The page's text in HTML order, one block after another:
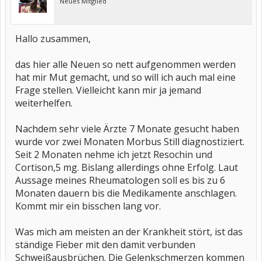
Hallo zusammen,
das hier alle Neuen so nett aufgenommen werden
hat mir Mut gemacht, und so will ich auch mal eine
Frage stellen. Vielleicht kann mir ja jemand
weiterhelfen.
Nachdem sehr viele Ärzte 7 Monate gesucht haben
wurde vor zwei Monaten Morbus Still diagnostiziert.
Seit 2 Monaten nehme ich jetzt Resochin und
Cortison,5 mg. Bislang allerdings ohne Erfolg. Laut
Aussage meines Rheumatologen soll es bis zu 6
Monaten dauern bis die Medikamente anschlagen.
Kommt mir ein bisschen lang vor.
Was mich am meisten an der Krankheit stört, ist das
ständige Fieber mit den damit verbunden
Schweißausbrüchen. Die Gelenkschmerzen kommen